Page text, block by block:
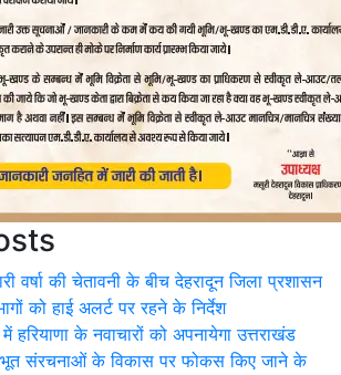
वर्षा की चेतावनी के बीच देहरादून जिला प्रशासन
को हाई अलर्ट पर रहने के निर्देश
हरियाणा के नवाचारों को अपनायेगा उत्तराखंड
संरचनाओं के विकास पर फोकस किए जाने के